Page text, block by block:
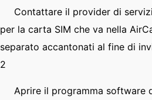
Contattare il provider di
per la carta SIM che va nella
separato accantonati al fine di
2
Aprire il programma software